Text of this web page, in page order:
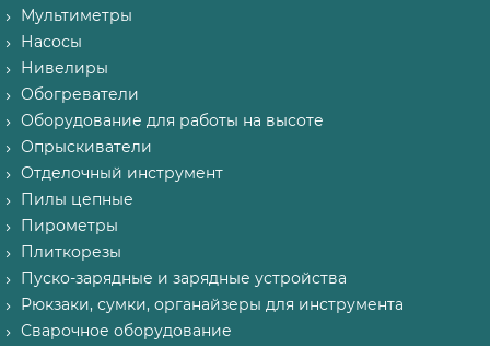
Мультиметры
Насосы
Нивелиры
Обогреватели
Оборудование для работы на высоте
Опрыскиватели
Отделочный инструмент
Пилы цепные
Пирометры
Плиткорезы
Пуско-зарядные и зарядные устройства
Рюкзаки, сумки, органайзеры для инструмента
Сварочное оборудование